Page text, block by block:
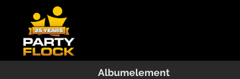
Albumelement